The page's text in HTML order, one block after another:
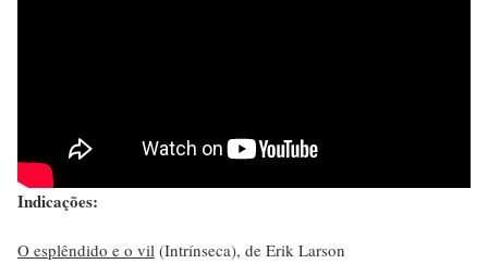
Indicações:
O esplêndido e o vil (Intrínseca), de Erik Larson